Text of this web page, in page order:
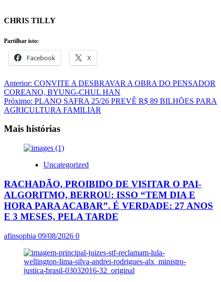
CHRIS TILLY
Partilhar isto:
Facebook X
Navegação
de
artigos
Anterior: CONVITE A DESBRAVAR A OBRA DO PENSADOR
COREANO, BYUNG-CHUL HAN
Próximo: PLANO SAFRA 25/26 PREVÊ R$ 89 BILHÕES PARA
AGRICULTURA FAMILIAR
Mais histórias
Uncategorized
RACHADÃO, PROIBIDO DE VISITAR O PAI-
ALGORITMO, BERROU: ISSO “TEM DIA E
HORA PARA ACABAR”. É VERDADE: 27 ANOS
E 3 MESES, PELA TARDE
afinsophia 09/08/2026 0